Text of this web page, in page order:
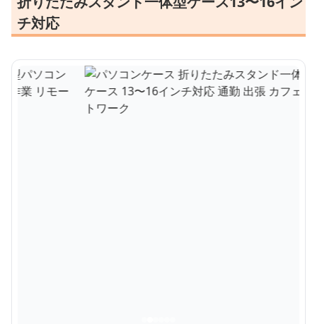
チ対応